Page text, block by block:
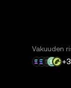
Vakuuden
+